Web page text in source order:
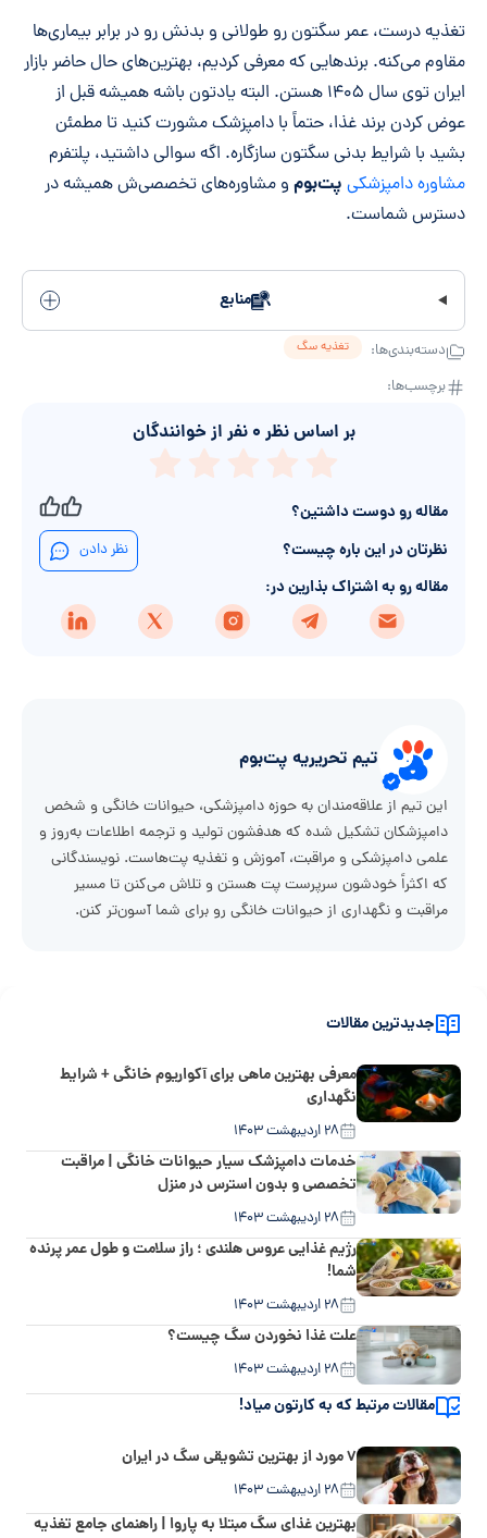
تغذیه درست، عمر سگتون رو طولانی و بدنش رو در برابر بیماری‌ها
مقاوم می‌کنه. برندهایی که معرفی کردیم، بهترین‌های حال حاضر بازار
ایران توی سال ۱۴۰۵ هستن. البته یادتون باشه همیشه قبل از
عوض کردن برند غذا، حتماً با دامپزشک مشورت کنید تا مطمئن
بشید با شرایط بدنی سگتون سازگاره. اگه سوالی داشتید، پلتفرم
مشاوره دامپزشکی پت‌بوم و مشاوره‌های تخصصی‌ش همیشه در
دسترس شماست.
منابع
دسته‌بندی‌ها: تغذیه سگ
برچسب‌ها:
بر اساس نظر ۰ نفر از خوانندگان
مقاله رو دوست داشتین؟
نظرتان در این باره چیست؟
نظر دادن
مقاله رو به اشتراک بذارین در:
تیم تحریریه پت‌بوم
این تیم از علاقه‌مندان به حوزه دامپزشکی، حیوانات خانگی و شخص
دامپزشکان تشکیل شده که هدفشون تولید و ترجمه اطلاعات به‌روز و
علمی دامپزشکی و مراقبت، آموزش و تغذیه پت‌هاست. نویسندگانی
که اکثراً خودشون سرپرست پت هستن و تلاش می‌کنن تا مسیر
مراقبت و نگهداری از حیوانات خانگی رو برای شما آسون‌تر کنن.
جدیدترین مقالات
معرفی بهترین ماهی برای آکواریوم خانگی + شرایط
نگهداری
۲۸ اردیبهشت ۱۴۰۳
خدمات دامپزشک سیار حیوانات خانگی | مراقبت
تخصصی و بدون استرس در منزل
۲۸ اردیبهشت ۱۴۰۳
رژیم غذایی عروس هلندی ؛ راز سلامت و طول عمر پرنده
شما!
۲۸ اردیبهشت ۱۴۰۳
علت غذا نخوردن سگ چیست؟
۲۸ اردیبهشت ۱۴۰۳
مقالات مرتبط که به کارتون میاد!
۷ مورد از بهترین تشویقی سگ در ایران
۲۸ اردیبهشت ۱۴۰۳
بهترین غذای سگ مبتلا به پاروا | راهنمای جامع تغذیه